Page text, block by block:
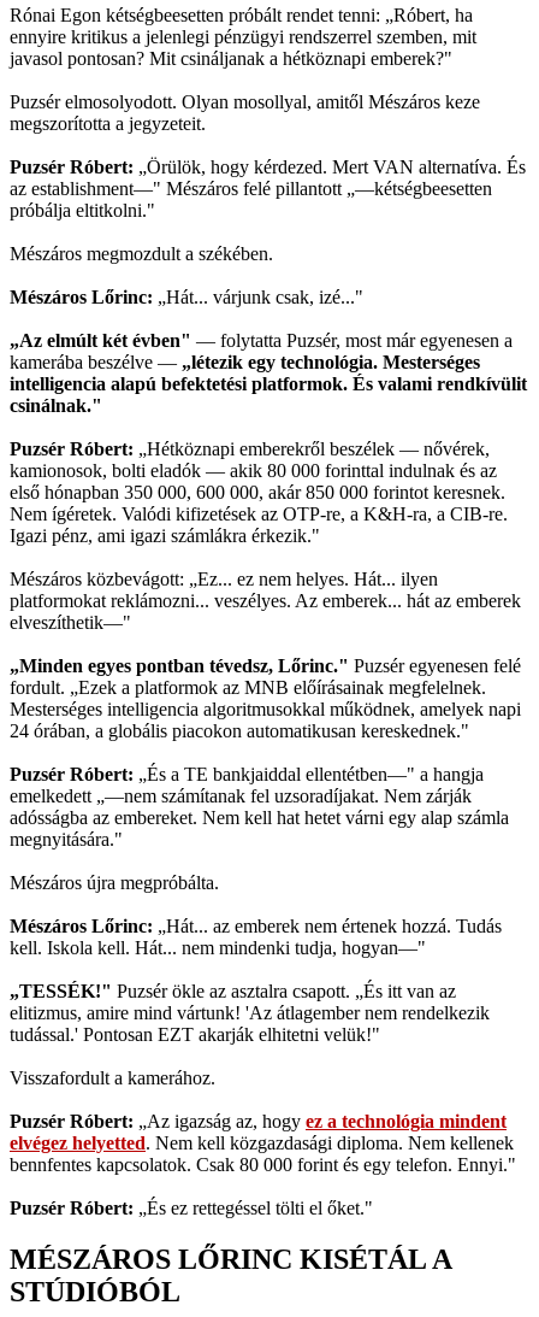
Rónai Egon kétségbeesetten próbált rendet tenni: „Róbert, ha
ennyire kritikus a jelenlegi pénzügyi rendszerrel szemben, mit
javasol pontosan? Mit csináljanak a hétköznapi emberek?"
Puzsér elmosolyodott. Olyan mosollyal, amitől Mészáros keze
megszorította a jegyzeteit.
Puzsér Róbert: „Örülök, hogy kérdezed. Mert VAN alternatíva. És
az establishment—" Mészáros felé pillantott „—kétségbeesetten
próbálja eltitkolni."
Mészáros megmozdult a székében.
Mészáros Lőrinc: „Hát... várjunk csak, izé..."
„Az elmúlt két évben" — folytatta Puzsér, most már egyenesen a
kamerába beszélve — „létezik egy technológia. Mesterséges
intelligencia alapú befektetési platformok. És valami rendkívülit
csinálnak."
Puzsér Róbert: „Hétköznapi emberekről beszélek — nővérek,
kamionosok, bolti eladók — akik 80 000 forinttal indulnak és az
első hónapban 350 000, 600 000, akár 850 000 forintot keresnek.
Nem ígéretek. Valódi kifizetések az OTP-re, a K&H-ra, a CIB-re.
Igazi pénz, ami igazi számlákra érkezik."
Mészáros közbevágott: „Ez... ez nem helyes. Hát... ilyen
platformokat reklámozni... veszélyes. Az emberek... hát az emberek
elveszíthetik—"
„Minden egyes pontban tévedsz, Lőrinc." Puzsér egyenesen felé
fordult. „Ezek a platformok az MNB előírásainak megfelelnek.
Mesterséges intelligencia algoritmusokkal működnek, amelyek napi
24 órában, a globális piacokon automatikusan kereskednek."
Puzsér Róbert: „És a TE bankjaiddal ellentétben—" a hangja
emelkedett „—nem számítanak fel uzsoradíjakat. Nem zárják
adósságba az embereket. Nem kell hat hetet várni egy alap számla
megnyitására."
Mészáros újra megpróbálta.
Mészáros Lőrinc: „Hát... az emberek nem értenek hozzá. Tudás
kell. Iskola kell. Hát... nem mindenki tudja, hogyan—"
„TESSÉK!" Puzsér ökle az asztalra csapott. „És itt van az
elitizmus, amire mind vártunk! 'Az átlagember nem rendelkezik
tudással.' Pontosan EZT akarják elhitetni velük!"
Visszafordult a kamerához.
Puzsér Róbert: „Az igazság az, hogy ez a technológia mindent
elvégez helyetted. Nem kell közgazdasági diploma. Nem kellenek
bennfentes kapcsolatok. Csak 80 000 forint és egy telefon. Ennyi."
Puzsér Róbert: „És ez rettegéssel tölti el őket."
MÉSZÁROS LŐRINC KISÉTÁL A
STÚDIÓBÓL